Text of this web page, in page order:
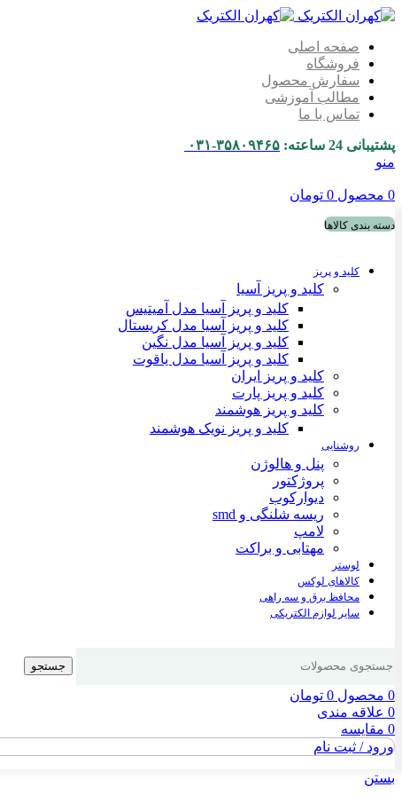
صفحه اصلی
فروشگاه
سفارش محصول
مطالب آموزشی
تماس با ما
پشتیبانی 24 ساعته:
۳۵۸۰۹۴۶۵-۰۳۱
منو
0 محصول 0 تومان
دسته بندی کالاها
کلید و پریز
کلید و پریز آسیا
کلید و پریز آسیا مدل آمیتیس
کلید و پریز آسیا مدل کریستال
کلید و پریز آسیا مدل نگین
کلید و پریز آسیا مدل یاقوت
کلید و پریز ایران
کلید و پریز پارت
کلید و پریز هوشمند
کلید و پریز نویک هوشمند
روشنایی
پنل و هالوژن
پروژکتور
دیوارکوب
ریسه شلنگی و smd
لامپ
مهتابی و براکت
لوستر
کالاهای لوکس
محافظ برق و سه راهی
سایر لوازم الکتریکی
جستجو
0 محصول 0 تومان
0 علاقه مندی
0 مقایسه
ورود / ثبت نام
بستن